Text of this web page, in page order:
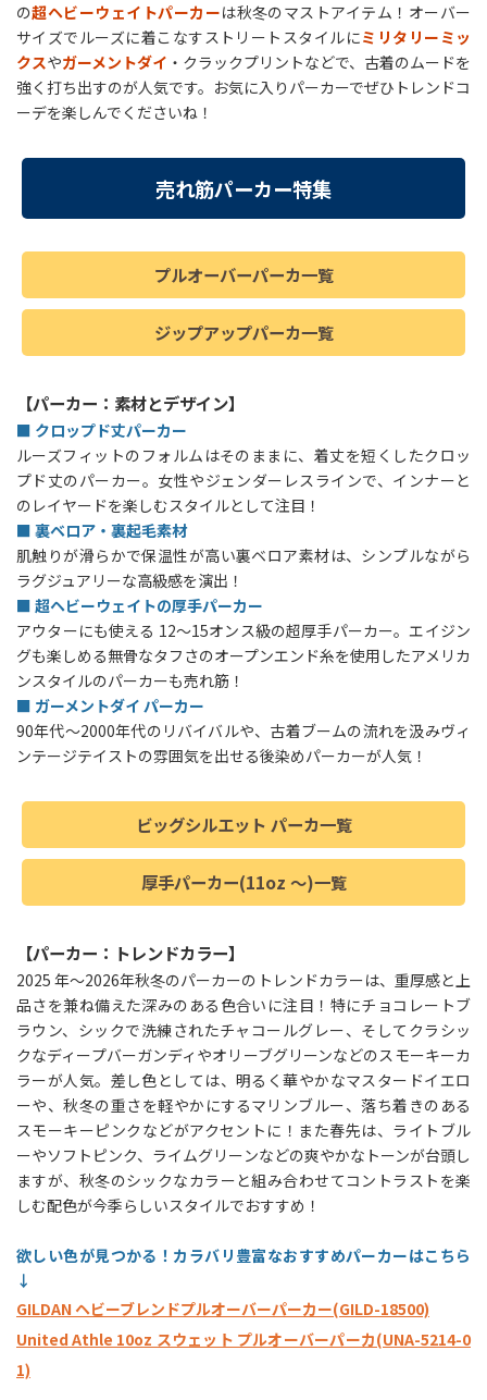
の超ヘビーウェイトパーカーは秋冬のマストアイテム！オーバー
サイズでルーズに着こなすストリートスタイルにミリタリーミッ
クスやガーメントダイ ・クラックプリントなどで、古着のムードを
強く打ち出すのが人気です。お気に入りパーカーでぜひトレンドコ
ーデを楽しんでくださいね！
売れ筋パーカー特集
プルオーバーパーカ一覧
ジップアップパーカ一覧
【パーカー：素材とデザイン】
■ クロップド丈パーカー
ルーズフィットのフォルムはそのままに、着丈を短くしたクロッ
プド丈のパーカー。女性やジェンダーレスラインで、インナーと
のレイヤードを楽しむスタイルとして注目！
■ 裏ベロア・裏起毛素材
肌触りが滑らかで保温性が高い裏ベロア素材は、シンプルながら
ラグジュアリーな高級感を演出！
■ 超ヘビーウェイトの厚手パーカー
アウターにも使える 12〜15オンス級の超厚手パーカー。エイジン
グも楽しめる無骨なタフさのオープンエンド糸を使用したアメリカ
ンスタイルのパーカーも売れ筋！
■ ガーメントダイ パーカー
90年代〜2000年代のリバイバルや、古着ブームの流れを汲みヴィ
ンテージテイストの雰囲気を出せる後染めパーカーが人気！
ビッグシルエット パーカ一覧
厚手パーカー(11oz 〜)一覧
【パーカー：トレンドカラー】
2025 年～2026年秋冬のパーカーのトレンドカラーは、重厚感と上
品さを兼ね備えた深みのある色合いに注目！特にチョコレートブ
ラウン、シックで洗練されたチャコールグレー、そしてクラシッ
クなディープバーガンディやオリーブグリーンなどのスモーキーカ
ラーが人気。差し色としては、明るく華やかなマスタードイエロ
ーや、秋冬の重さを軽やかにするマリンブルー、落ち着きのある
スモーキーピンクなどがアクセントに！また春先は、ライトブル
ーやソフトピンク、ライムグリーンなどの爽やかなトーンが台頭し
ますが、秋冬のシックなカラーと組み合わせてコントラストを楽
しむ配色が今季らしいスタイルでおすすめ！
欲しい色が見つかる！カラバリ豊富なおすすめパーカーはこちら
↓
GILDAN ヘビーブレンドプルオーバーパーカー(GILD-18500)
United Athle 10oz スウェット プルオーバーパーカ(UNA-5214-0
1)